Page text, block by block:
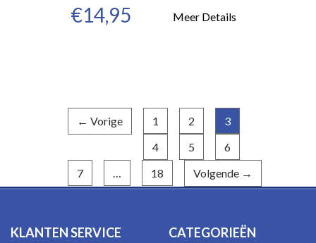
€14,95 Meer Details
← Vorige 1 2
3
4 5
6
7
… 18 Volgende →
KLANTEN SERVICE CATEGORIEËN